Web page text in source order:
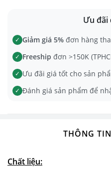
Ưu đãi
✓ Giảm giá 5% đơn hàng
✓ Freeship đơn >150K
✓ Ưu đãi giá tốt cho sản
✓ Đánh giá sản phẩm để
THÔNG
Chất liệu: